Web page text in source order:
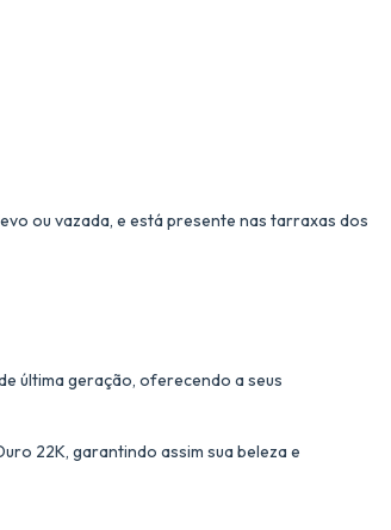
ou vazada, e está presente nas tarraxas dos
última geração, oferecendo a seus
22K, garantindo assim sua beleza e